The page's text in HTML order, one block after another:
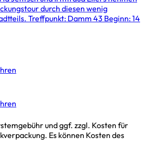
durch diesen wenig
Treffpunkt: Damm 43 Beginn: 14
und ggf. zzgl. Kosten für
Es können Kosten des